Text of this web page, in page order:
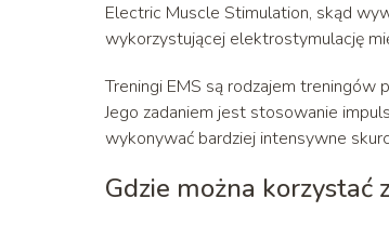
Electric Muscle Stimulation, skąd
wykorzystującej elektrostymulację
Treningi EMS są rodzajem treningów
Jego zadaniem jest stosowanie
wykonywać bardziej intensywne
Gdzie można korzystać